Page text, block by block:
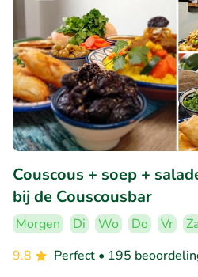
Couscous + soep +
bij de Couscousbar
Morgen Di Wo Do Vr
9.8
Perfect • 195